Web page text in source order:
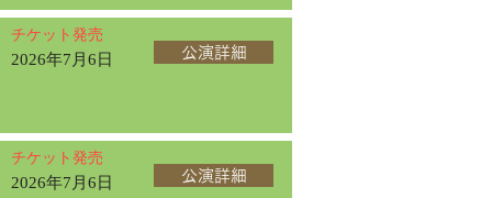
チケット発売
2026年7月6日 公演詳細
チケット発売
2026年7月6日 公演詳細